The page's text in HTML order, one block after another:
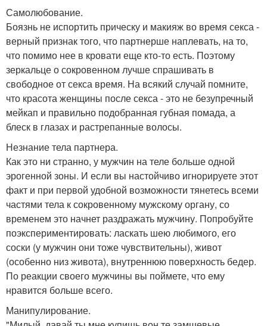
Самолюбование.
Боязнь не испортить прическу и макияж во время секса -
верный признак того, что партнерше наплевать, на то,
что помимо нее в кровати еще кто-то есть. Поэтому
зеркальце о сокровенном лучше спрашивать в
свободное от секса время. На всякий случай помните,
что красота женщины после секса - это не безупречный
мейкап и правильно подобранная губная помада, а
блеск в глазах и растрепанные волосы.
Незнание тела партнера.
Как это ни странно, у мужчин на теле больше одной
эрогенной зоны. И если вы настойчиво игнорируете этот
факт и при первой удобной возможности тянетесь всеми
частями тела к сокровенному мужскому органу, со
временем это начнет раздражать мужчину. Попробуйте
поэкспериментировать: ласкать шею любимого, его
соски (у мужчин они тоже чувствительны), живот
(особенно низ живота), внутреннюю поверхность бедер.
По реакции своего мужчины вы поймете, что ему
нравится больше всего.
Манипулирование.